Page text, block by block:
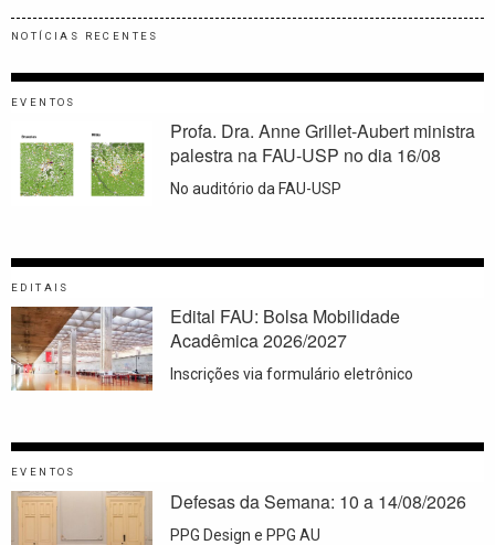
NOTÍCIAS RECENTES
EVENTOS
Profa. Dra. Anne Grillet-Aubert ministra
palestra na FAU-USP no dia 16/08
No auditório da FAU-USP
EDITAIS
Edital FAU: Bolsa Mobilidade
Acadêmica 2026/2027
Inscrições via formulário eletrônico
EVENTOS
Defesas da Semana: 10 a 14/08/2026
PPG Design e PPG AU